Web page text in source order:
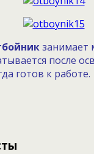
занимает
после
готов к работе.